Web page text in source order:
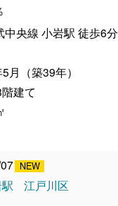
中央線 小岩駅 徒歩6分
月（築39年）
建て
江戸川区